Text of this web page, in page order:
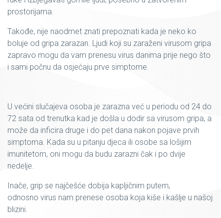
prostorijama.
Takođe, nije naodmet znati prepoznati kada je neko ko
boluje od gripa zarazan. Ljudi koji su zaraženi virusom gripa
zapravo mogu da vam prenesu virus danima prije nego što
i sami počnu da osjećaju prve simptome.
U većini slučajeva osoba je zarazna već u periodu od 24 do
72 sata od trenutka kad je došla u dodir sa virusom gripa, a
može da inficira druge i do pet dana nakon pojave prvih
simptoma. Kada su u pitanju djeca ili osobe sa lošijim
imunitetom, oni mogu da budu zarazni čak i po dvije
nedelje.
Inače, grip se najčešće dobija kapljičnim putem,
odnosno virus nam prenese osoba koja kiše i kašlje u našoj
blizini.